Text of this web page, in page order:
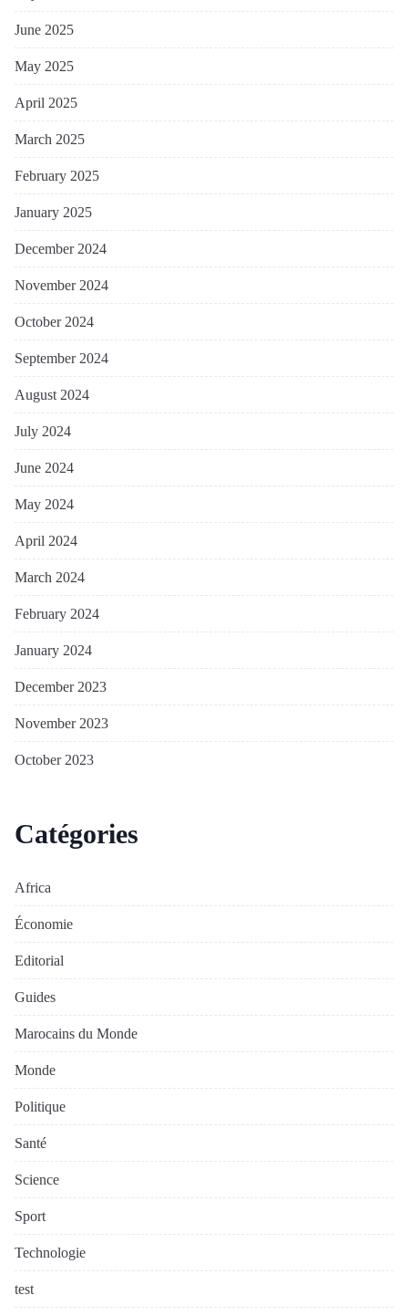
June 2025
May 2025
April 2025
March 2025
February 2025
January 2025
December 2024
November 2024
October 2024
September 2024
August 2024
July 2024
June 2024
May 2024
April 2024
March 2024
February 2024
January 2024
December 2023
November 2023
October 2023
Catégories
Africa
Économie
Editorial
Guides
Marocains du Monde
Monde
Politique
Santé
Science
Sport
Technologie
test